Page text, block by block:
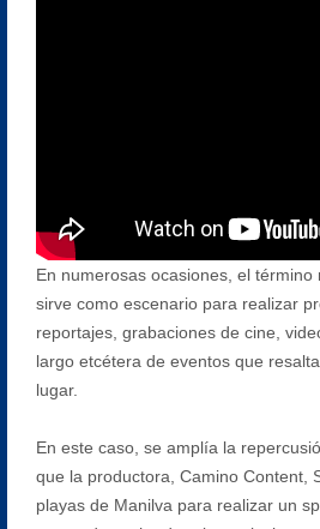
En numerosas ocasiones, el término
sirve como escenario para realizar
reportajes, grabaciones de cine,
largo etcétera de eventos que
lugar.
En este caso, se amplía la
que la productora, Camino Content,
playas de Manilva para realizar un